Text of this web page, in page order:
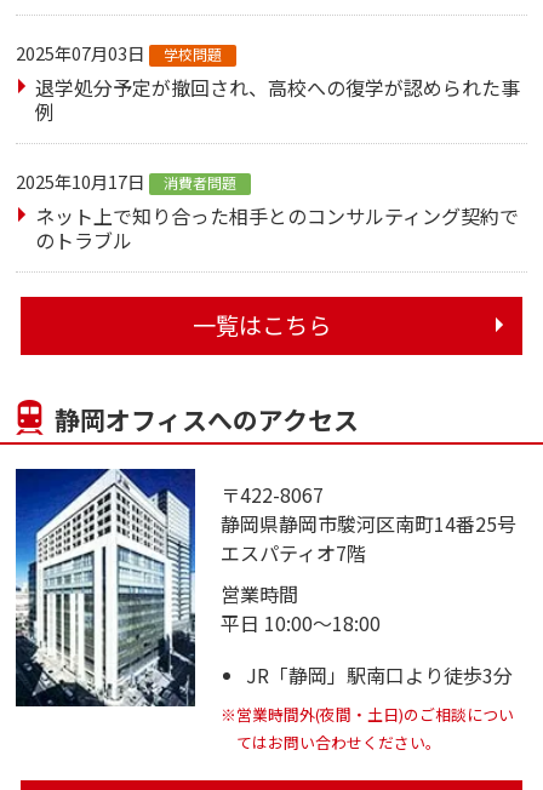
2025年07月03日 学校問題
退学処分予定が撤回され、高校への復学が認められた事
例
2025年10月17日 消費者問題
ネット上で知り合った相手とのコンサルティング契約で
のトラブル
一覧はこちら
静岡オフィスへのアクセス
〒422-8067
静岡県静岡市駿河区南町14番25号
エスパティオ7階
営業時間
平日 10:00～18:00
JR「静岡」駅南口より徒歩3分
※営業時間外(夜間・土日)のご相談につい
てはお問い合わせください。